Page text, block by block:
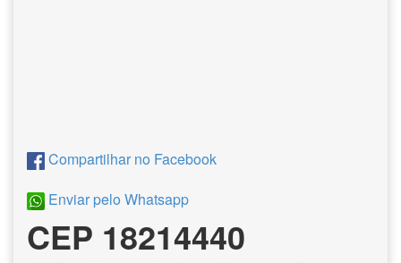
Compartilhar no Facebook
Enviar pelo Whatsapp
CEP 18214440